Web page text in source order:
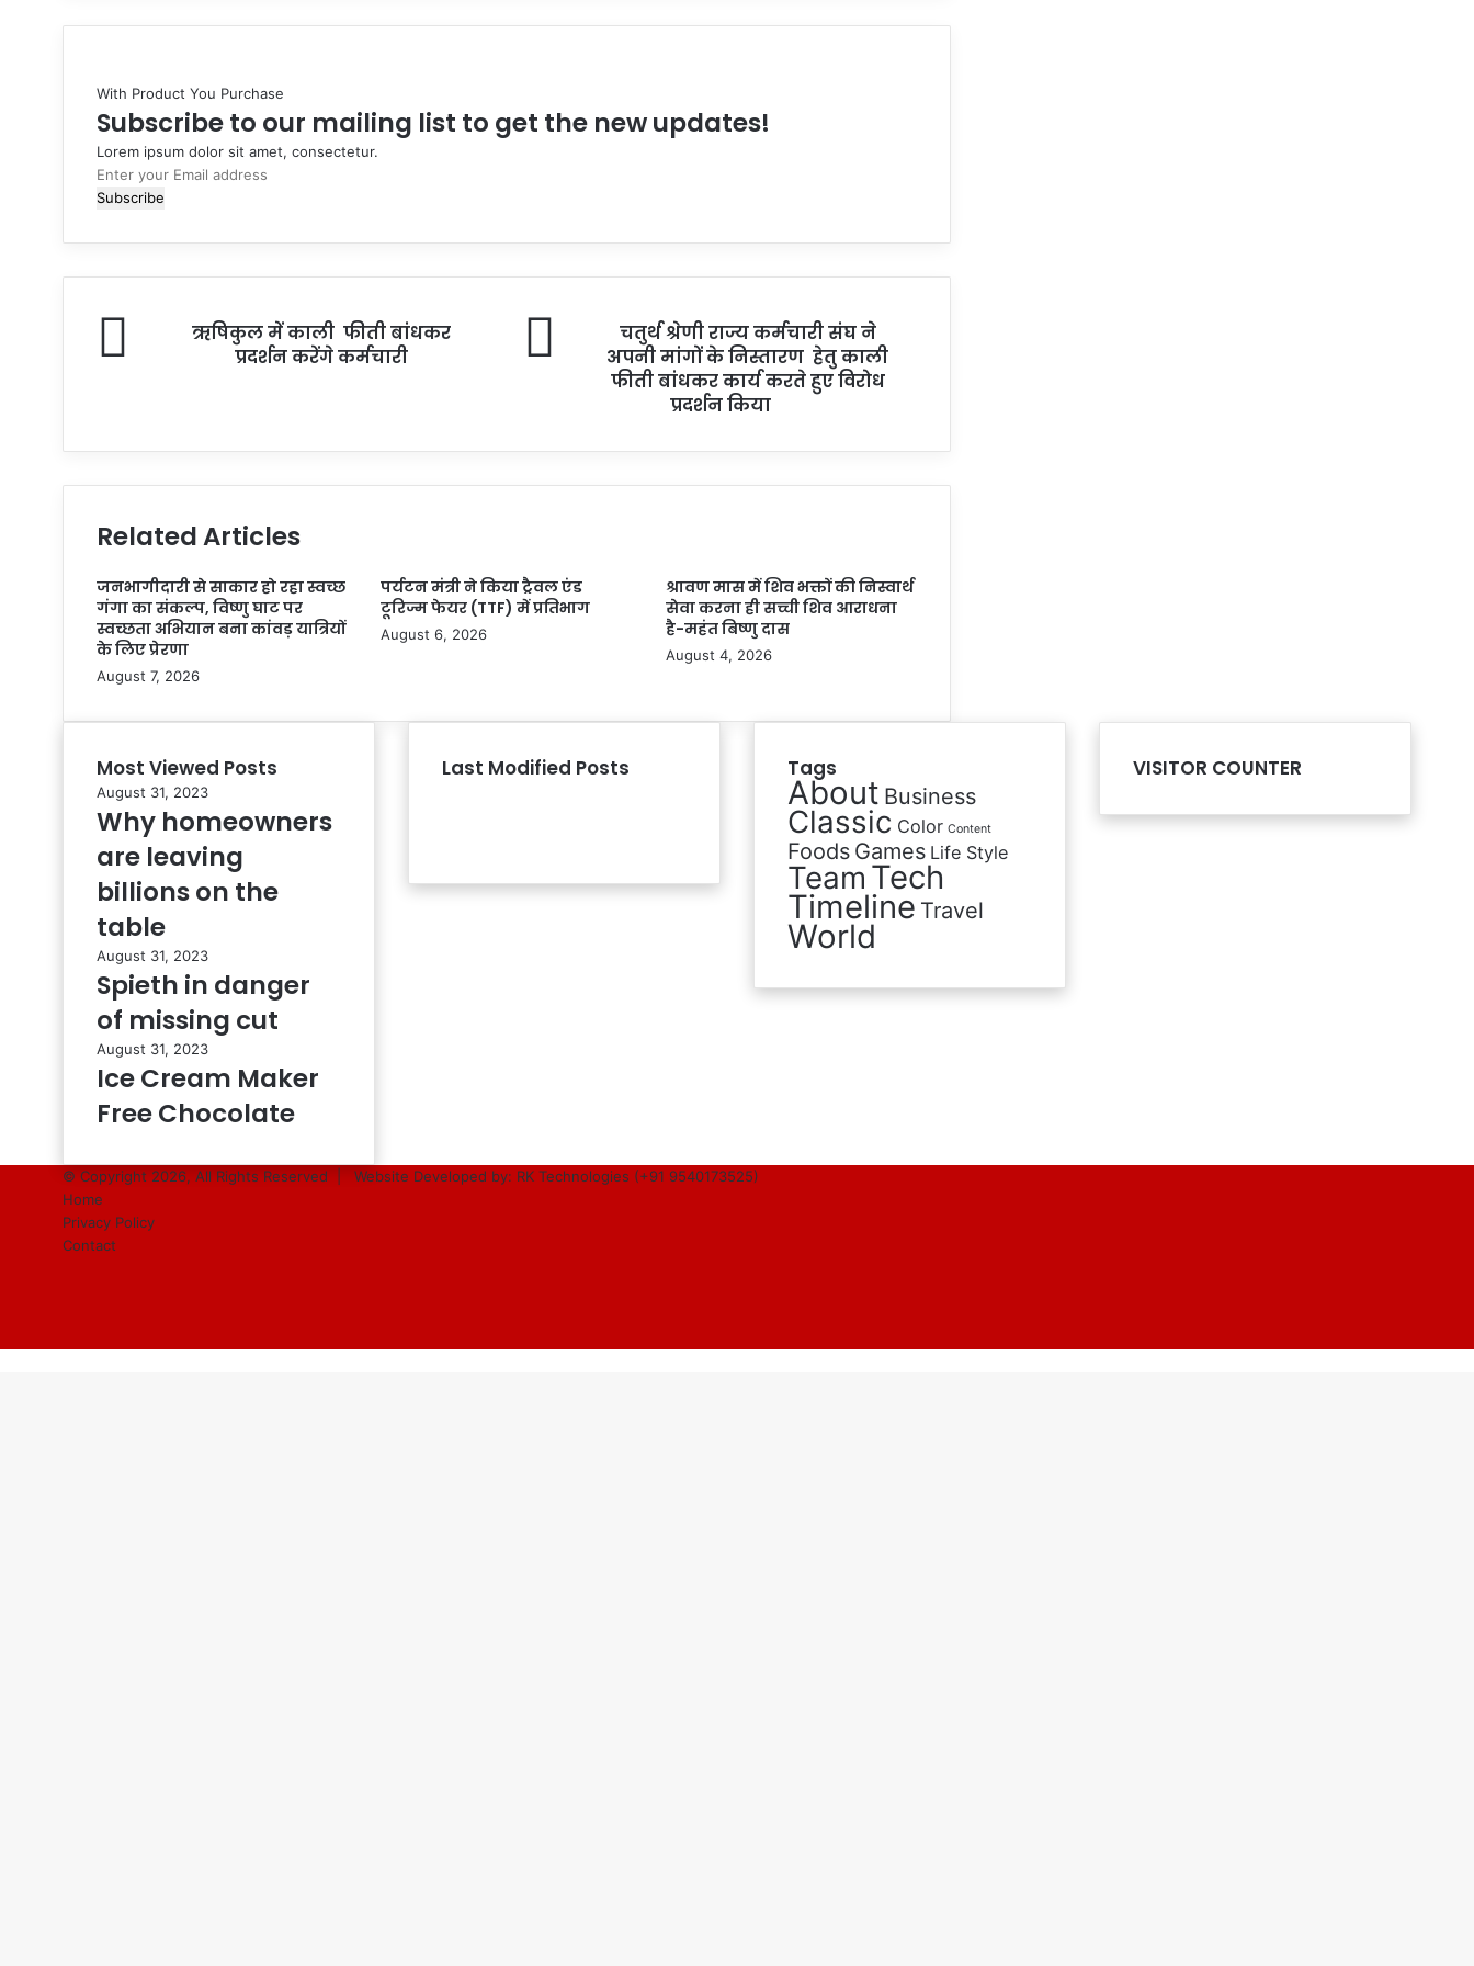
With Product You Purchase
Subscribe to our mailing list to get the new updates!
Lorem ipsum dolor sit amet, consectetur.
Enter
your
address
ऋषिकुल में काली फीती बांधकर
प्रदर्शन करेंगे कर्मचारी
चतुर्थ श्रेणी राज्य कर्मचारी संघ ने
अपनी मांगों के निस्तारण हेतु काली
फीती बांधकर कार्य करते हुए विरोध
प्रदर्शन किया
Related Articles
जनभागीदारी से साकार हो रहा स्वच्छ
गंगा का संकल्प, विष्णु घाट पर
स्वच्छता अभियान बना कांवड़ यात्रियों
के लिए प्रेरणा
August 7, 2026
पर्यटन मंत्री ने किया ट्रैवल एंड
टूरिज्म फेयर (TTF) में प्रतिभाग
August 6, 2026
श्रावण मास में शिव भक्तों की निस्वार्थ
सेवा करना ही सच्ची शिव आराधना
है-महंत बिष्णु दास
August 4, 2026
Most Viewed Posts
August 31, 2023
Why homeowners
are leaving
billions on the
table
August 31, 2023
Spieth in danger
of missing cut
August 31, 2023
Ice Cream Maker
Free Chocolate
Last Modified Posts Tags
About Business
Classic Color Content
Foods Games Life Style
Team Tech
Timeline Travel
World
VISITOR COUNTER
© Copyright 2026, All Rights Reserved |
Website Developed by: RK Technologies (+91 9540173525)
Home
Privacy Policy
Contact